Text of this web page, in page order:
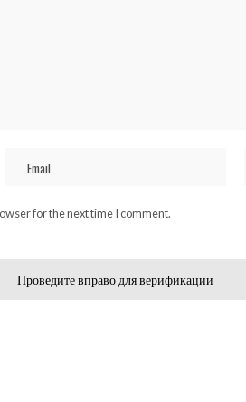
for the next time I comment.
Проведите вправо для верификации